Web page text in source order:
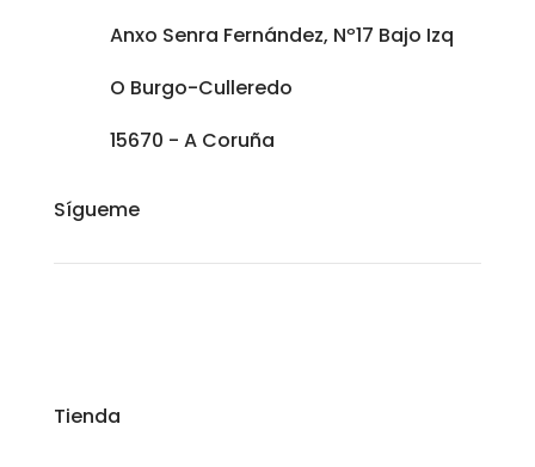
Anxo Senra Fernández, Nº17 Bajo Izq
O Burgo-Culleredo
15670 - A Coruña
Sígueme
Tienda